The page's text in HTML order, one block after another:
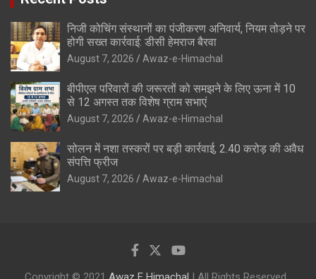
निजी कोचिंग संस्थानों का पंजीकरण अनिवार्य, नियम तोड़ने पर
होगी सख्त कार्रवाई: डीसी हेमराज बैरवा
August 7, 2026 Awaz-e-Himachal
बीपीएल परिवारों की जरूरतों को समझने के लिए ऊना में 10
से 12 अगस्त तक विशेष ग्राम सभाएं
August 7, 2026 Awaz-e-Himachal
सोलन में नशा तस्करों पर बड़ी कार्रवाई, 2.40 करोड़ की अवैध
संपत्ति फ्रीज
August 7, 2026 Awaz-e-Himachal